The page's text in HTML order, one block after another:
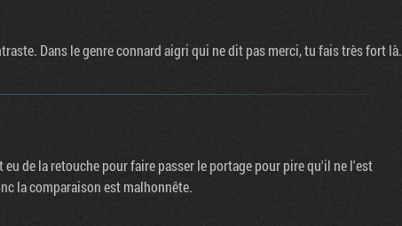
Dans le genre connard aigri qui ne dit pas merci, tu fais très fort là.
de la retouche pour faire passer le portage pour pire qu'il ne l'est
la comparaison est malhonnête.